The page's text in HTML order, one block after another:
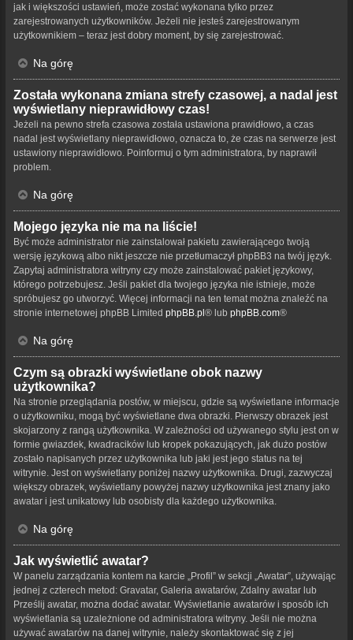
jak i większości ustawień, może zostać wykonana tylko przez
zarejestrowanych użytkowników. Jeżeli nie jesteś zarejestrowanym
użytkownikiem – teraz jest dobry moment, by się zarejestrować.
Na górę
Została wykonana zmiana strefy czasowej, a nadal jest
wyświetlany nieprawidłowy czas!
Jeżeli na pewno strefa czasowa została ustawiona prawidłowo, a czas
nadal jest wyświetlany nieprawidłowo, oznacza to, że czas na serwerze jest
ustawiony nieprawidłowo. Poinformuj o tym administratora, by naprawił
problem.
Na górę
Mojego języka nie ma na liście!
Być może administrator nie zainstalował pakietu zawierającego twoją
wersję językową albo nikt jeszcze nie przetłumaczył phpBB3 na twój język.
Zapytaj administratora witryny czy może zainstalować pakiet językowy,
którego potrzebujesz. Jeśli pakiet dla twojego języka nie istnieje, może
spróbujesz go utworzyć. Więcej informacji na ten temat można znaleźć na
stronie internetowej phpBB Limited phpBB.pl® lub phpBB.com®
Na górę
Czym są obrazki wyświetlane obok nazwy
użytkownika?
Na stronie przeglądania postów, w miejscu, gdzie są wyświetlane informacje
o użytkowniku, mogą być wyświetlane dwa obrazki. Pierwszy obrazek jest
skojarzony z rangą użytkownika. W zależności od używanego stylu jest on w
formie gwiazdek, kwadracików lub kropek pokazujących, jak dużo postów
zostało napisanych przez użytkownika lub jaki jest jego status na tej
witrynie. Jest on wyświetlany poniżej nazwy użytkownika. Drugi, zazwyczaj
większy obrazek, wyświetlany powyżej nazwy użytkownika jest znany jako
awatar i jest unikatowy lub osobisty dla każdego użytkownika.
Na górę
Jak wyświetlić awatar?
W panelu zarządzania kontem na karcie „Profil” w sekcji „Awatar”, używając
jednej z czterech metod: Gravatar, Galeria awatarów, Zdalny awatar lub
Prześlij awatar, można dodać awatar. Wyświetlanie awatarów i sposób ich
wyświetlania są uzależnione od administratora witryny. Jeśli nie można
używać awatarów na danej witrynie, należy skontaktować się z jej